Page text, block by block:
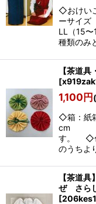
◇おけい
ーサイズ
LL（15
種類のみ
【茶道
[
1,100円
◇箱：
cm ◇内
す。 ◇
のうち
【茶道
ぜ さら
[